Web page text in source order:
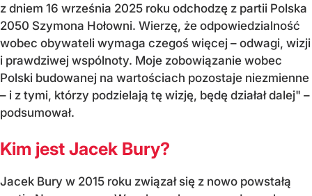
z dniem 16 września 2025 roku odchodzę z partii Polska
2050 Szymona Hołowni. Wierzę, że odpowiedzialność
wobec obywateli wymaga czegoś więcej – odwagi, wizji
i prawdziwej wspólnoty. Moje zobowiązanie wobec
Polski budowanej na wartościach pozostaje niezmienne
– i z tymi, którzy podzielają tę wizję, będę działał dalej" –
podsumował.
Kim jest Jacek Bury?
Jacek Bury w 2015 roku związał się z nowo powstałą